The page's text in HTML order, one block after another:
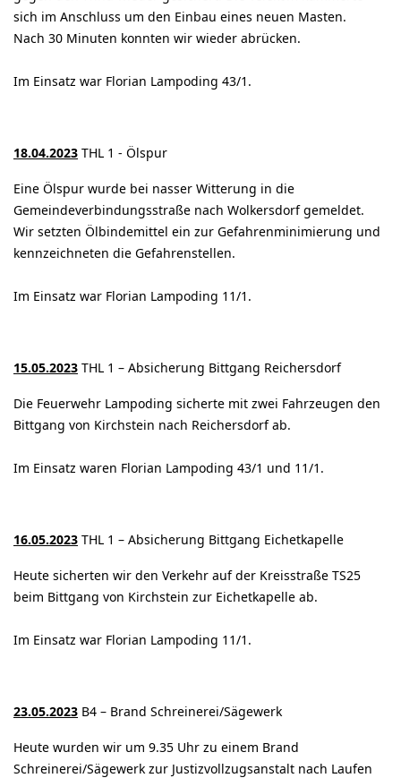
sich im Anschluss um den Einbau eines neuen Masten.
Nach 30 Minuten konnten wir wieder abrücken.
Im Einsatz war Florian Lampoding 43/1.
18.04.2023 THL 1 - Ölspur
Eine Ölspur wurde bei nasser Witterung in die
Gemeindeverbindungsstraße nach Wolkersdorf gemeldet.
Wir setzten Ölbindemittel ein zur Gefahrenminimierung und
kennzeichneten die Gefahrenstellen.
Im Einsatz war Florian Lampoding 11/1.
15.05.2023 THL 1 – Absicherung Bittgang Reichersdorf
Die Feuerwehr Lampoding sicherte mit zwei Fahrzeugen den
Bittgang von Kirchstein nach Reichersdorf ab.
Im Einsatz waren Florian Lampoding 43/1 und 11/1.
16.05.2023 THL 1 – Absicherung Bittgang Eichetkapelle
Heute sicherten wir den Verkehr auf der Kreisstraße TS25
beim Bittgang von Kirchstein zur Eichetkapelle ab.
Im Einsatz war Florian Lampoding 11/1.
23.05.2023 B4 – Brand Schreinerei/Sägewerk
Heute wurden wir um 9.35 Uhr zu einem Brand
Schreinerei/Sägewerk zur Justizvollzugsanstalt nach Laufen